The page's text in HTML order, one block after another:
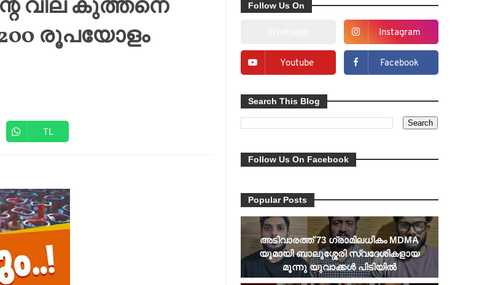
വില കുത്തനെ
200 രൂപയോളം
TL
Follow Us On
Instagram
Youtube Facebook
Search This Blog
Follow Us On Facebook
Popular Posts
അടിവാരത്ത് 73 ഗ്രാമിലധികം MDMA
യുമായി ബാലുശ്ശേരി സ്വദേശികളായ
മൂന്നു യുവാക്കൾ പിടിയിൽ